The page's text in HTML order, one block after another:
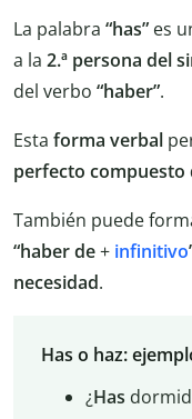
La palabra “has” es
a la 2.ª persona del
del verbo “haber”.
Esta forma verbal
perfecto compuesto
También puede
“haber de+ infinitivo
necesidad.
Has o haz:
¿Has